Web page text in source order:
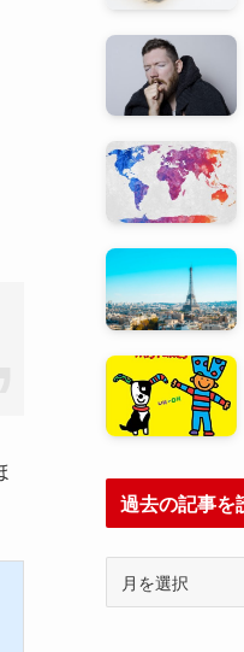
過去の記事を